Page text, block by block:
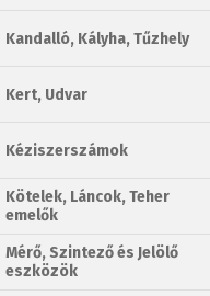
Kandalló, Kályha, Tűzhely
Kert, Udvar
Kéziszerszámok
Kötelek, Láncok, Teher
emelők
Mérő, Szintező és Jelölő
eszközök